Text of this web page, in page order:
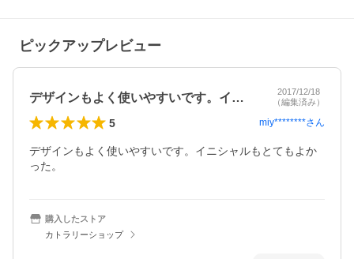
ピックアップレビュー
デザインもよく使いやすいです。イニシャ…
2017/12/18
（編集済み）
5 miy********さん
デザインもよく使いやすいです。イニシャルもとてもよか
った。
購入したストア
カトラリーショップ